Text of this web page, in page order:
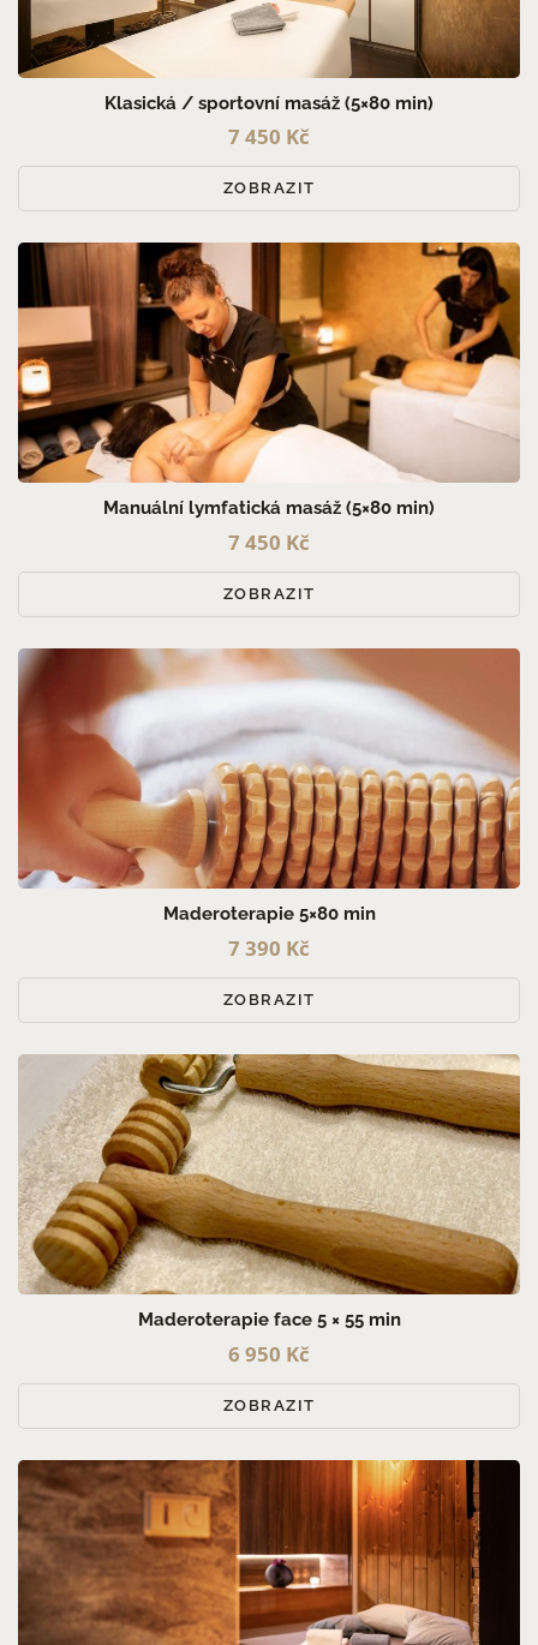
PRO MUŽE (4)
PRO ŽENY (9)
PRO PÁRY (7)
Klasická / sportovní masáž (5×80 min)
7 450 Kč
ZOBRAZIT
Manuální lymfatická masáž (5×80 min)
7 450 Kč
ZOBRAZIT
Maderoterapie 5×80 min
7 390 Kč
ZOBRAZIT
Maderoterapie face 5 × 55 min
6 950 Kč
ZOBRAZIT